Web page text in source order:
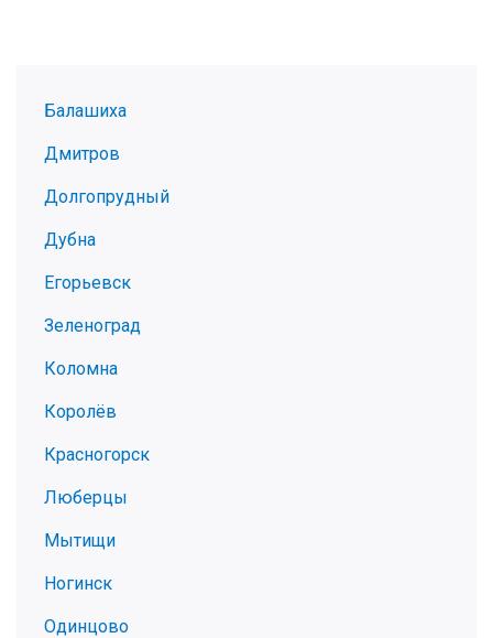
Балашиха
Дмитров
Долгопрудный
Дубна
Егорьевск
Зеленоград
Коломна
Королёв
Красногорск
Люберцы
Мытищи
Ногинск
Одинцово